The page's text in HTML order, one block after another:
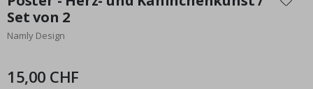
der
Bildgalerie
springen
Set von 2
Namly Design
15,00 CHF